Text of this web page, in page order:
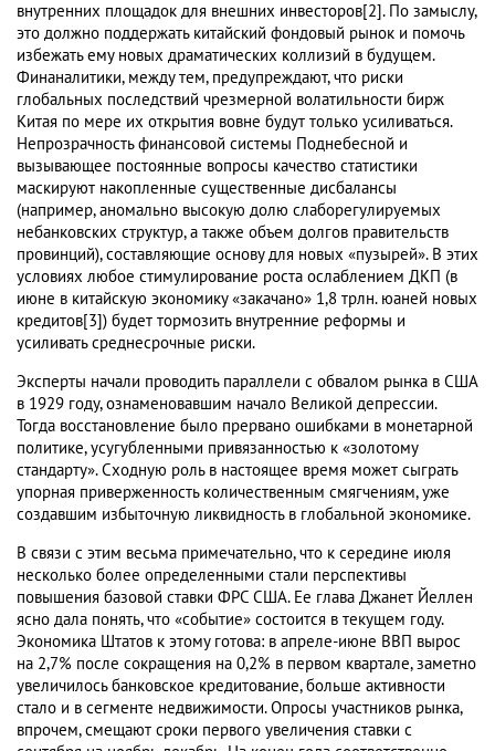
внутренних площадок для внешних инвесторов[2]. По замыслу,
это должно поддержать китайский фондовый рынок и помочь
избежать ему новых драматических коллизий в будущем.
Финаналитики, между тем, предупреждают, что риски
глобальных последствий чрезмерной волатильности бирж
Китая по мере их открытия вовне будут только усиливаться.
Непрозрачность финансовой системы Поднебесной и
вызывающее постоянные вопросы качество статистики
маскируют накопленные существенные дисбалансы
(например, аномально высокую долю слаборегулируемых
небанковских структур, а также объем долгов правительств
провинций), составляющие основу для новых «пузырей». В этих
условиях любое стимулирование роста ослаблением ДКП (в
июне в китайскую экономику «закачано» 1,8 трлн. юаней новых
кредитов[3]) будет тормозить внутренние реформы и
усиливать среднесрочные риски.
Эксперты начали проводить параллели с обвалом рынка в США
в 1929 году, ознаменовавшим начало Великой депрессии.
Тогда восстановление было прервано ошибками в монетарной
политике, усугубленными привязанностью к «золотому
стандарту». Сходную роль в настоящее время может сыграть
упорная приверженность количественным смягчениям, уже
создавшим избыточную ликвидность в глобальной экономике.
В связи с этим весьма примечательно, что к середине июля
несколько более определенными стали перспективы
повышения базовой ставки ФРС США. Ее глава Джанет Йеллен
ясно дала понять, что «событие» состоится в текущем году.
Экономика Штатов к этому готова: в апреле-июне ВВП вырос
на 2,7% после сокращения на 0,2% в первом квартале, заметно
увеличилось банковское кредитование, больше активности
стало и в сегменте недвижимости. Опросы участников рынка,
впрочем, смещают сроки первого увеличения ставки с